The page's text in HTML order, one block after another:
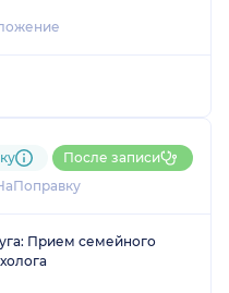
После записи
Прием семейного